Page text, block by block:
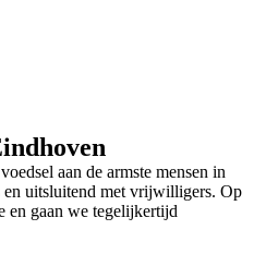
aan de armste mensen in
uitsluitend met vrijwilligers. Op
en gaan we tegelijkertijd